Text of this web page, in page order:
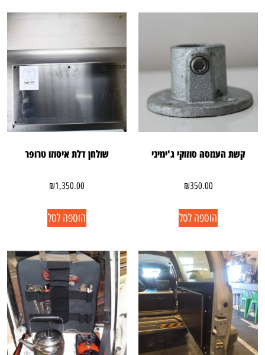
קשת העמסה סוזוקי ג'ימיני
₪350.00
הוספה לסל
שולחן דלת איסוזו טרופר
₪1,350.00
הוספה לסל